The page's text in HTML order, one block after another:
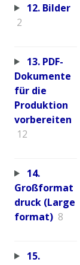
12. Bilder
2
13. PDF-
Dokumente
für die
Produktion
vorbereiten
12
14.
Großformat
druck (Large
format) 8
15.